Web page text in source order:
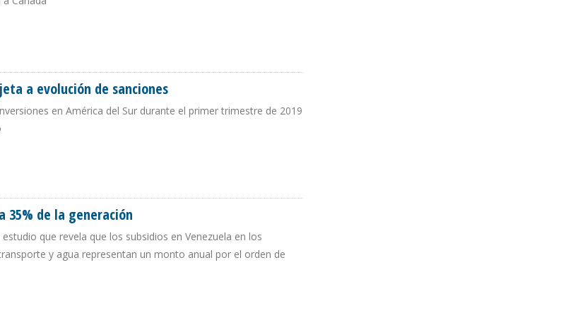
a evolución de sanciones
en América del Sur durante el primer trimestre de 2019
35% de la generación
que revela que los subsidios en Venezuela en los
y agua representan un monto anual por el orden de